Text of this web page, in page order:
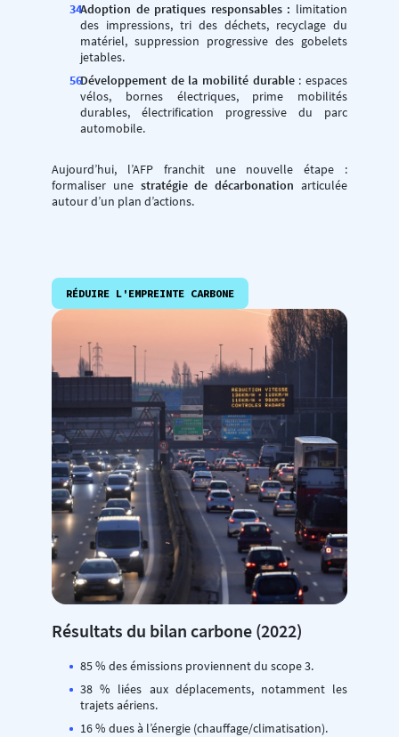
Adoption de pratiques responsables : limitation
des impressions, tri des déchets, recyclage du
matériel, suppression progressive des gobelets
jetables.
Développement de la mobilité durable : espaces
vélos, bornes électriques, prime mobilités
durables, électrification progressive du parc
automobile.
Aujourd’hui, l’AFP franchit une nouvelle étape :
formaliser unestratégie de décarbonationarticulée
autour d’un plan d’actions.
RÉDUIRE L'EMPREINTE CARBONE
Résultats du bilan carbone (2022)
85 % des émissions proviennent du scope 3.
38 % liées aux déplacements, notamment les
trajets aériens.
16 % dues à l’énergie (chauffage/climatisation).